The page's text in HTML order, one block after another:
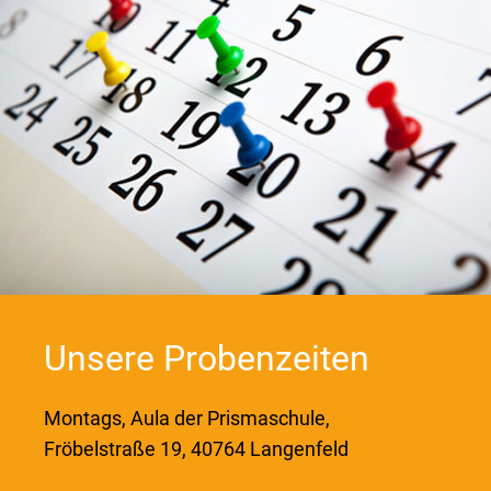
Unsere Probenzeiten
Montags, Aula der Prismaschule,
Fröbelstraße 19, 40764 Langenfeld